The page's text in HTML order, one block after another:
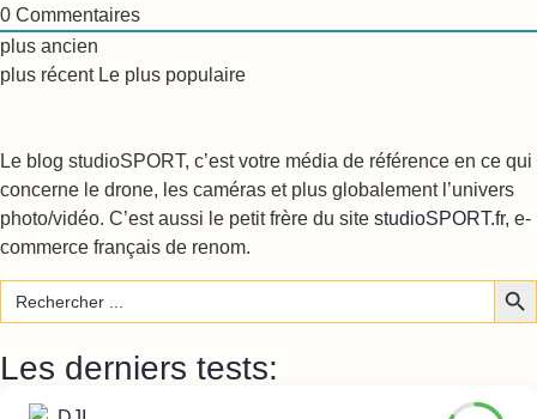
0 Commentaires
plus ancien
plus récent Le plus populaire
Le blog studioSPORT, c’est votre média de référence en ce qui
concerne le drone, les caméras et plus globalement l’univers
photo/vidéo. C’est aussi le petit frère du site studioSPORT.fr, e-
commerce français de renom.
Search
for:
Les derniers tests: